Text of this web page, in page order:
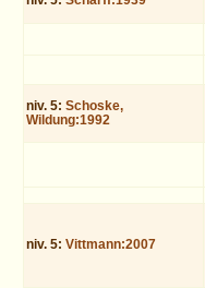
niv. 5:Schoske,
Wildung:1992
niv. 5:Vittmann:2007